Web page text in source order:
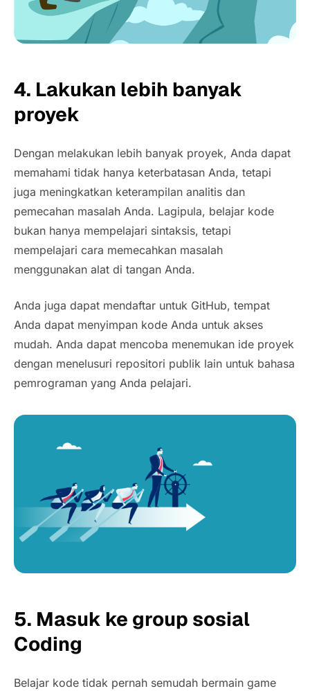
4. Lakukan lebih banyak
proyek
Dengan melakukan lebih banyak proyek, Anda dapat
memahami tidak hanya keterbatasan Anda, tetapi
juga meningkatkan keterampilan analitis dan
pemecahan masalah Anda. Lagipula, belajar kode
bukan hanya mempelajari sintaksis, tetapi
mempelajari cara memecahkan masalah
menggunakan alat di tangan Anda.
Anda juga dapat mendaftar untuk GitHub, tempat
Anda dapat menyimpan kode Anda untuk akses
mudah. Anda dapat mencoba menemukan ide proyek
dengan menelusuri repositori publik lain untuk bahasa
pemrograman yang Anda pelajari.
5. Masuk ke group sosial
Coding
Belajar kode tidak pernah semudah bermain game